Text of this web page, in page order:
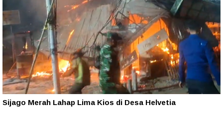
Sijago Merah Lahap Lima Kios di Desa Helvetia